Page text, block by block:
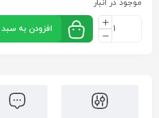
موجود در انبار
افزودن به